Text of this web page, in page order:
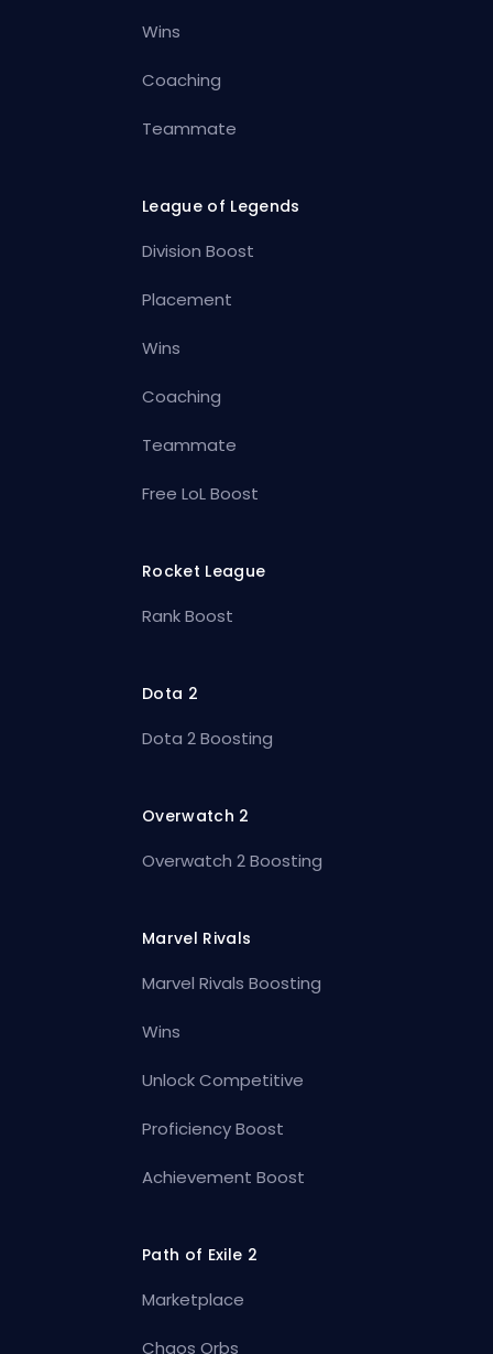
Wins
Coaching
Teammate
League of Legends
Division Boost
Placement
Wins
Coaching
Teammate
Free LoL Boost
Rocket League
Rank Boost
Dota 2
Dota 2 Boosting
Overwatch 2
Overwatch 2 Boosting
Marvel Rivals
Marvel Rivals Boosting
Wins
Unlock Competitive
Proficiency Boost
Achievement Boost
Path of Exile 2
Marketplace
Chaos Orbs